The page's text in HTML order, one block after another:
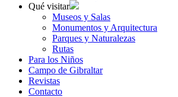
Qué visitar
Museos y Salas
Monumentos y Arquitectura
Parques y Naturalezas
Rutas
Para los Niños
Campo de Gibraltar
Revistas
Contacto